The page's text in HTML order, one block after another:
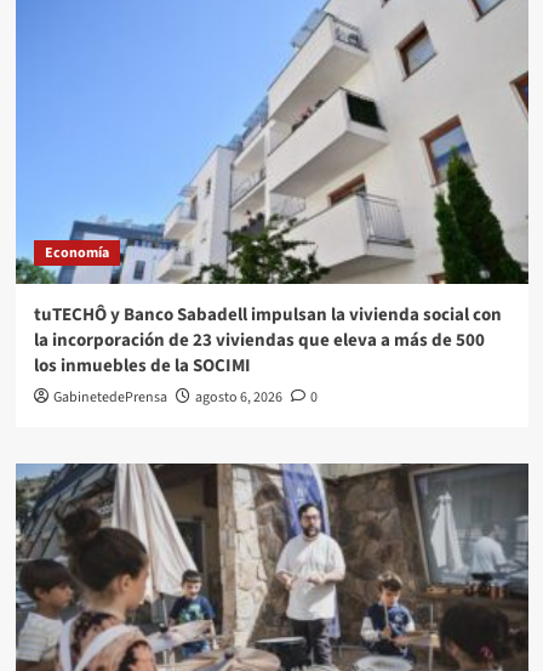
Economía
tuTECHÔ y Banco Sabadell impulsan la vivienda social con
la incorporación de 23 viviendas que eleva a más de 500
los inmuebles de la SOCIMI
GabinetedePrensa agosto 6, 2026 0